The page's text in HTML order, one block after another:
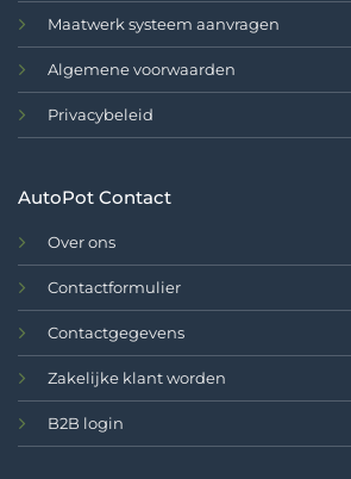
Maatwerk systeem aanvragen
Algemene voorwaarden
Privacybeleid
AutoPot Contact
Over ons
Contactformulier
Contactgegevens
Zakelijke klant worden
B2B login